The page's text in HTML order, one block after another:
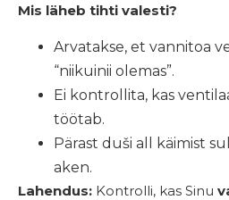
Mis läheb tihti valesti?
Arvatakse, et vannitoa
“niikuinii olemas”.
Ei kontrollita, kas
töötab.
Pärast duši all käimist
aken.
Lahendus: Kontrolli, kas Sinu